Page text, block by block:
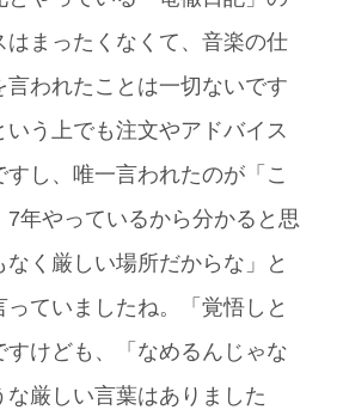
はまったくなくて、音楽の仕
言われたことは一切ないです
いう上でも注文やアドバイス
すし、唯一言われたのが「こ
7年やっているから分かると思
なく厳しい場所だからな」と
ていましたね。「覚悟しと
すけども、「なめるんじゃな
な厳しい言葉はありました